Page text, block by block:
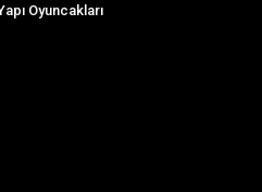
Oyuncakları